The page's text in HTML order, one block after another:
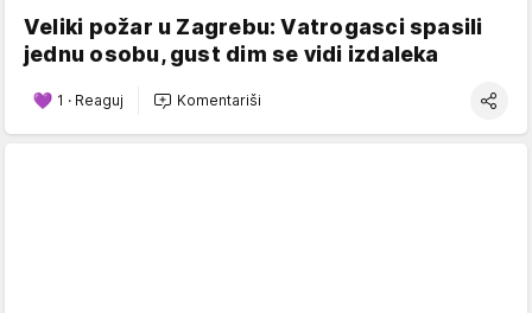
Veliki požar u Zagrebu: Vatrogasci spasili
jednu osobu, gust dim se vidi izdaleka
1 · Reaguj Komentariši